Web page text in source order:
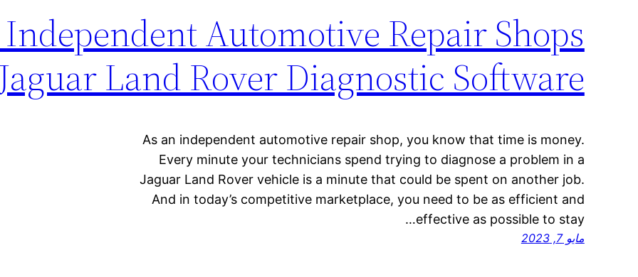
Automotive Repair Shops
Land Rover Diagnostic Software
As an independent automotive repair shop, you know that time is money.
Every minute your technicians spend trying to diagnose a problem in a
Jaguar Land Rover vehicle is a minute that could be spent on another job.
And in today’s competitive marketplace, you need to be as efficient and
effective as possible to stay…
مايو 7, 2023